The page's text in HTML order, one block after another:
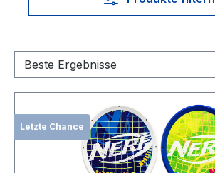
Letzte Chance